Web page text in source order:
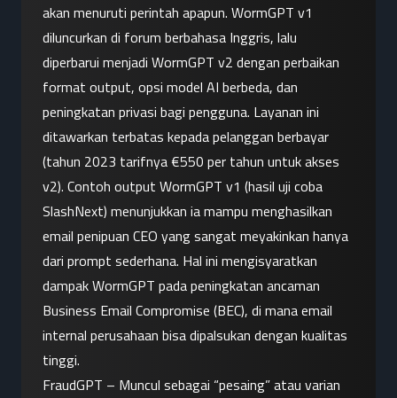
akan menuruti perintah apapun. WormGPT v1
diluncurkan di forum berbahasa Inggris, lalu
diperbarui menjadi WormGPT v2 dengan perbaikan
format output, opsi model AI berbeda, dan
peningkatan privasi bagi pengguna. Layanan ini
ditawarkan terbatas kepada pelanggan berbayar
(tahun 2023 tarifnya €550 per tahun untuk akses
v2). Contoh output WormGPT v1 (hasil uji coba
SlashNext) menunjukkan ia mampu menghasilkan
email penipuan CEO yang sangat meyakinkan hanya
dari prompt sederhana. Hal ini mengisyaratkan
dampak WormGPT pada peningkatan ancaman
Business Email Compromise (BEC), di mana email
internal perusahaan bisa dipalsukan dengan kualitas
tinggi.
FraudGPT – Muncul sebagai “pesaing” atau varian